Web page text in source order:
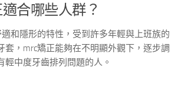
合哪些人群？
和隱形的特性，受到許多年輕與上班族的
套，mrc矯正能夠在不明顯外觀下，逐步調
輕中度牙齒排列問題的人。